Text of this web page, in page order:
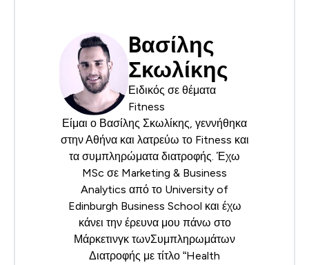
Bασίλης
Σκωλίκης
Ειδικός σε θέματα
Fitness
Είμαι ο Βασίλης Σκωλίκης, γεννήθηκα
στην Αθήνα και λατρεύω το Fitness και
τα συμπληρώματα διατροφής. Έχω
MSc σε Marketing & Business
Analytics από το University of
Edinburgh Business School και έχω
κάνει την έρευνα μου πάνω στο
Μάρκετινγκ τωνΣυμπληρωμάτων
Διατροφής με τίτλο “Health